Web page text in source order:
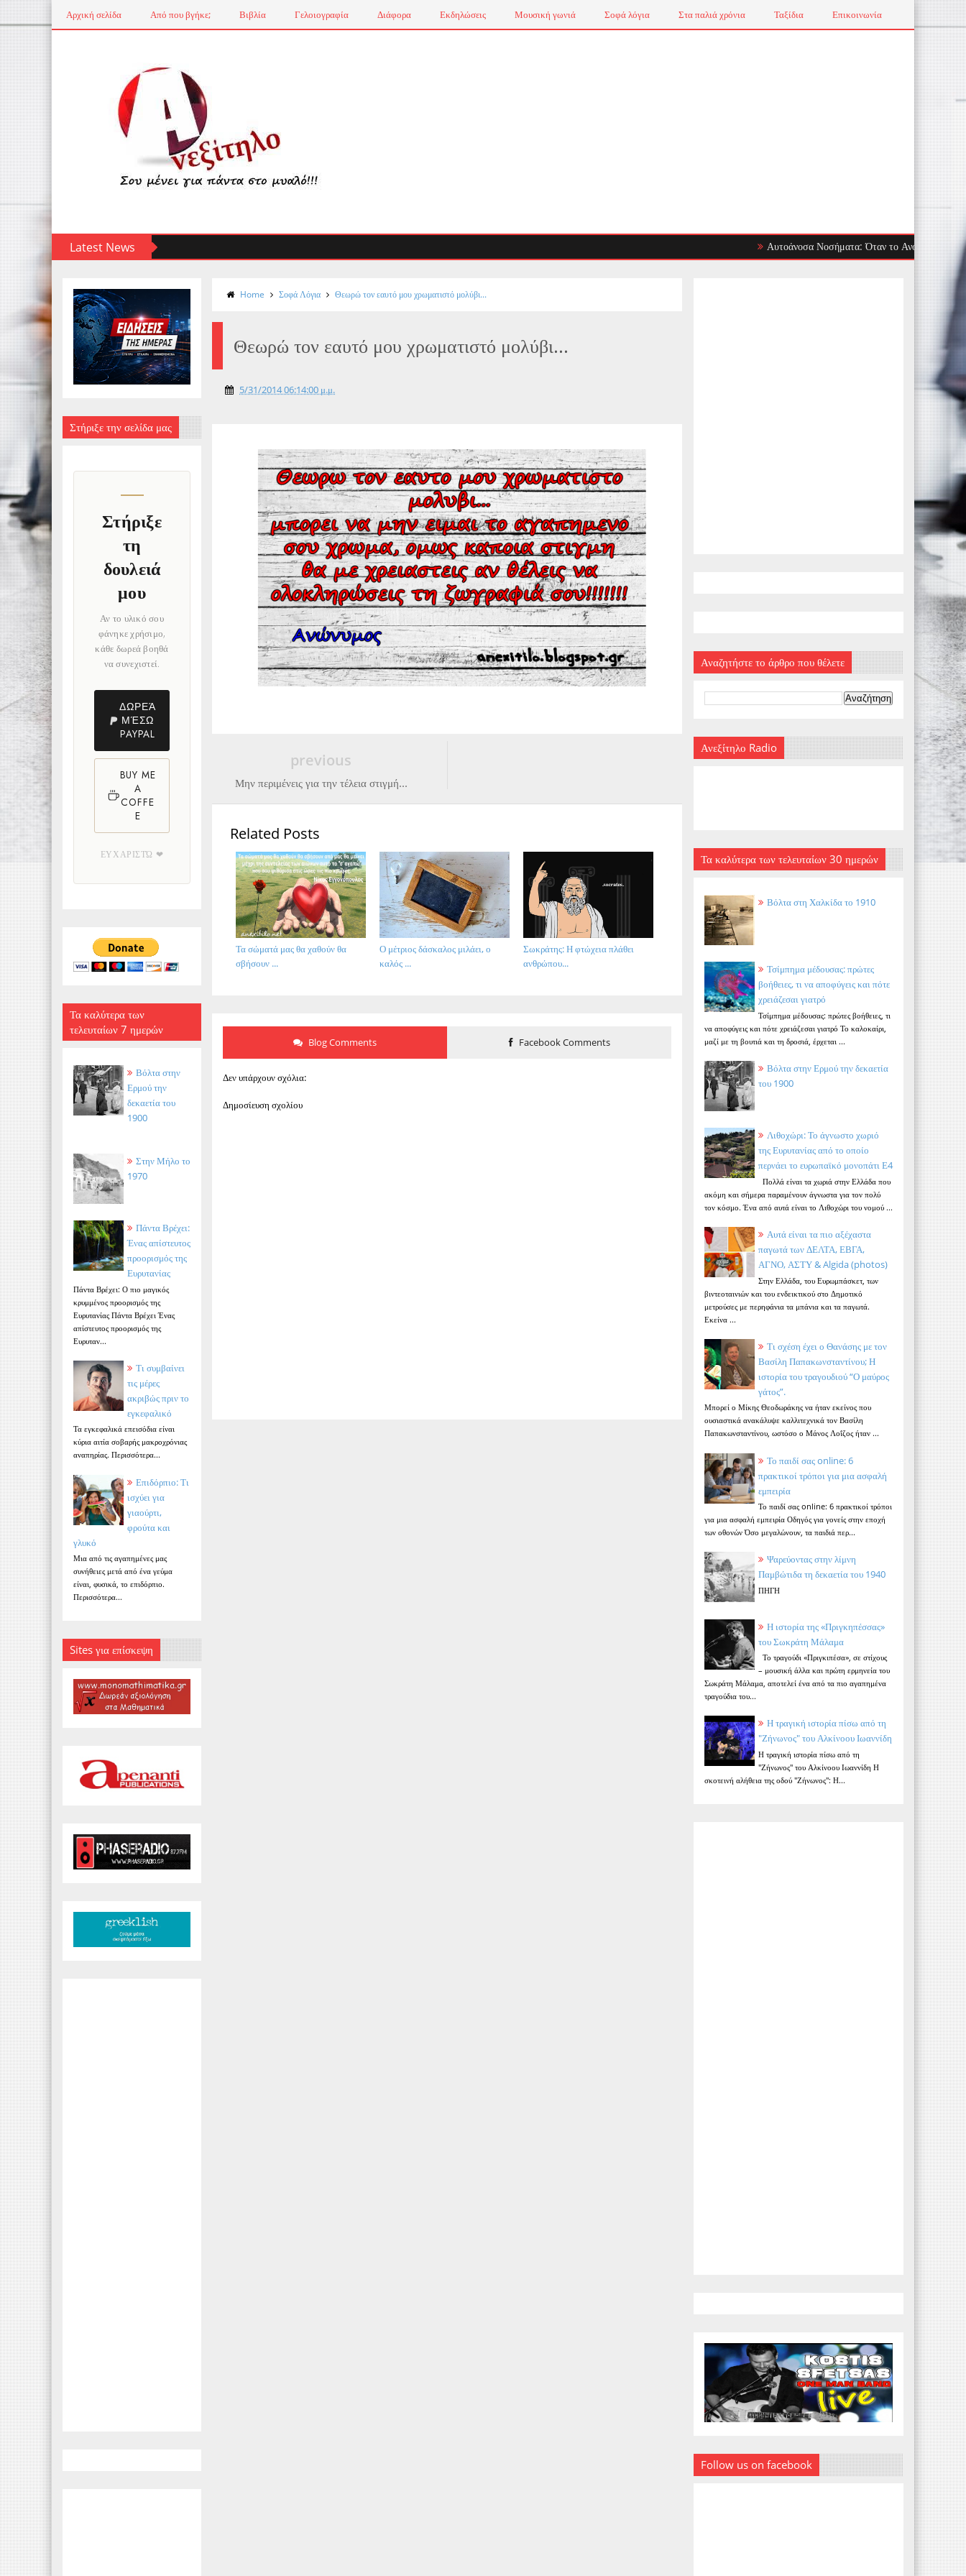
Αρχική σελίδα Από που βγήκε; Βιβλία Γελοιογραφία Διάφορα Εκδηλώσεις Μουσική γωνιά Σοφά λόγια Στα παλιά χρόνια Ταξίδια Επικοινωνία
Latest News Αυτοάνοσα Νοσήματα: Όταν το Ανοσοποιητικό
Στήριξε την σελίδα μας
Στήριξε
τη
δουλειά
μου
Αν το υλικό σου
φάνηκε χρήσιμο,
κάθε δωρεά βοηθά
να συνεχιστεί.
ΔΩΡΕΆ
ΜΈΣΩ
PAYPAL
BUY ME
A
COFFE
E
ΕΥΧΑΡΙΣΤΏ ❤
Τα καλύτερα των
τελευταίων 7 ημερών
Βόλτα στην
Ερμού την
δεκαετία του
1900
Στην Μήλο το
1970
Πάντα Βρέχει:
Ένας απίστευτος
προορισμός της
Ευρυτανίας
Πάντα Βρέχει: Ο πιο μαγικός
κρυμμένος προορισμός της
Ευρυτανίας Πάντα Βρέχει Ένας
απίστευτος προορισμός της
Ευρυταν...
Τι συμβαίνει
τις μέρες
ακριβώς πριν το
εγκεφαλικό
Τα εγκεφαλικά επεισόδια είναι
κύρια αιτία σοβαρής μακροχρόνιας
αναπηρίας. Περισσότερα...
Επιδόρπιο: Τι
ισχύει για
γιαούρτι,
φρούτα και
γλυκό
Μια από τις αγαπημένες μας
συνήθειες μετά από ένα γεύμα
είναι, φυσικά, το επιδόρπιο.
Περισσότερα...
Sites για επίσκεψη
Home Σοφά Λόγια Θεωρώ τον εαυτό μου χρωματιστό μολύβι...
Θεωρώ τον εαυτό μου χρωματιστό μολύβι...
5/31/2014 06:14:00 μ.μ.
previous
Μην περιμένεις για την τέλεια στιγμή...
Related Posts
Σωκράτης: Η φτώχεια πλάθει
ανθρώπου...
Ο μέτριος δάσκαλος μιλάει, ο
καλός ...
Τα σώματά μας θα χαθούν θα
σβήσουν ...
Blog Comments Facebook Comments
Δεν υπάρχουν σχόλια:
Δημοσίευση σχολίου
Αναζητήστε το άρθρο που θέλετε
Ανεξίτηλο Radio
Τα καλύτερα των τελευταίων 30 ημερών
Βόλτα στη Χαλκίδα το 1910
Τσίμπημα μέδουσας: πρώτες
βοήθειες, τι να αποφύγεις και πότε
χρειάζεσαι γιατρό
Τσίμπημα μέδουσας: πρώτες βοήθειες, τι
να αποφύγεις και πότε χρειάζεσαι γιατρό Το καλοκαίρι,
μαζί με τη βουτιά και τη δροσιά, έρχεται ...
Βόλτα στην Ερμού την δεκαετία
του 1900
Λιθοχώρι: Το άγνωστο χωριό
της Ευρυτανίας από το οποίο
περνάει το ευρωπαϊκό μονοπάτι Ε4
Πολλά είναι τα χωριά στην Ελλάδα που
ακόμη και σήμερα παραμένουν άγνωστα για τον πολύ
τον κόσμο. Ένα από αυτά είναι το Λιθοχώρι του νομού ...
Αυτά είναι τα πιο αξέχαστα
παγωτά των ΔΕΛΤΑ, ΕΒΓΑ,
ΑΓΝΟ, ΑΣΤΥ & Algida (photos)
Στην Ελλάδα, του Ευρωμπάσκετ, των
βιντεοταινιών και του ενδεικτικού στο Δημοτικό
μετρούσες με περηφάνια τα μπάνια και τα παγωτά.
Εκείνα ...
Τι σχέση έχει ο Θανάσης με τον
Βασίλη Παπακωνσταντίνου; Η
ιστορία του τραγουδιού “Ο μαύρος
γάτος”.
Μπορεί ο Μίκης Θεοδωράκης να ήταν εκείνος που
ουσιαστικά ανακάλυψε καλλιτεχνικά τον Βασίλη
Παπακωνσταντίνου, ωστόσο ο Μάνος Λοΐζος ήταν ...
Το παιδί σας online: 6
πρακτικοί τρόποι για μια ασφαλή
εμπειρία
Το παιδί σας online: 6 πρακτικοί τρόποι
για μια ασφαλή εμπειρία Οδηγός για γονείς στην εποχή
των οθονών Όσο μεγαλώνουν, τα παιδιά περ...
Ψαρεύοντας στην λίμνη
Παμβώτιδα τη δεκαετία του 1940
ΠΗΓΗ
Η ιστορία της «Πριγκηπέσσας»
του Σωκράτη Μάλαμα
Το τραγούδι «Πριγκιπέσα», σε στίχους
– μουσική άλλα και πρώτη ερμηνεία του
Σωκράτη Μάλαμα, αποτελεί ένα από τα πιο αγαπημένα
τραγούδια του...
Η τραγική ιστορία πίσω από τη
"Ζήνωνος" του Αλκίνοου Ιωαννίδη
Η τραγική ιστορία πίσω από τη
"Ζήνωνος" του Αλκίνοου Ιωαννίδη Η
σκοτεινή αλήθεια της οδού "Ζήνωνος": Η...
Follow us on facebook